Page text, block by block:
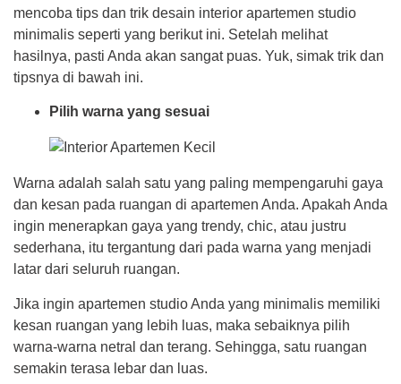
mencoba tips dan trik desain interior apartemen studio
minimalis seperti yang berikut ini. Setelah melihat
hasilnya, pasti Anda akan sangat puas. Yuk, simak trik dan
tipsnya di bawah ini.
Pilih warna yang sesuai
Warna adalah salah satu yang paling mempengaruhi gaya
dan kesan pada ruangan di apartemen Anda. Apakah Anda
ingin menerapkan gaya yang trendy, chic, atau justru
sederhana, itu tergantung dari pada warna yang menjadi
latar dari seluruh ruangan.
Jika ingin apartemen studio Anda yang minimalis memiliki
kesan ruangan yang lebih luas, maka sebaiknya pilih
warna-warna netral dan terang. Sehingga, satu ruangan
semakin terasa lebar dan luas.